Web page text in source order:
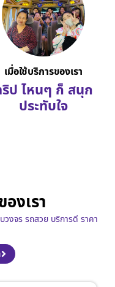
เมื่อใช้บริการของเรา
ป ไหนๆ ก็ สนุก
ประทับใจ
องเรา
งจร รถสวย บริการดี ราคา